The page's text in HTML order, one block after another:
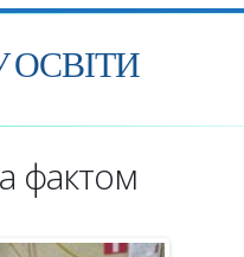
ОСВІТИ
фактом